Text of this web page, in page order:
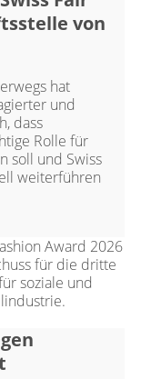
von
hat
und
dass
Rolle für
soll und Swiss
weiterführen